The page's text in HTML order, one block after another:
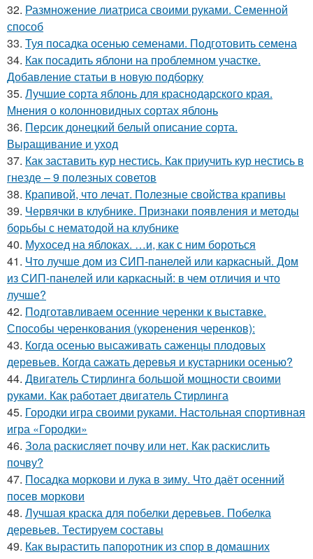
32. Размножение лиатриса своими руками. Семенной
способ
33. Туя посадка осенью семенами. Подготовить семена
34. Как посадить яблони на проблемном участке.
Добавление статьи в новую подборку
35. Лучшие сорта яблонь для краснодарского края.
Мнения о колонновидных сортах яблонь
36. Персик донецкий белый описание сорта.
Выращивание и уход
37. Как заставить кур нестись. Как приучить кур нестись в
гнезде – 9 полезных советов
38. Крапивой, что лечат. Полезные свойства крапивы
39. Червячки в клубнике. Признаки появления и методы
борьбы с нематодой на клубнике
40. Мухосед на яблоках. …и, как с ним бороться
41. Что лучше дом из СИП-панелей или каркасный. Дом
из СИП-панелей или каркасный: в чем отличия и что
лучше?
42. Подготавливаем осенние черенки к выставке.
Способы черенкования (укоренения черенков):
43. Когда осенью высаживать саженцы плодовых
деревьев. Когда сажать деревья и кустарники осенью?
44. Двигатель Стирлинга большой мощности своими
руками. Как работает двигатель Стирлинга
45. Городки игра своими руками. Настольная спортивная
игра «Городки»
46. Зола раскисляет почву или нет. Как раскислить
почву?
47. Посадка моркови и лука в зиму. Что даёт осенний
посев моркови
48. Лучшая краска для побелки деревьев. Побелка
деревьев. Тестируем составы
49. Как вырастить папоротник из спор в домашних